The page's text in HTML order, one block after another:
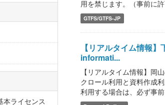
本ライセンス
用を禁じます。（事前に
GTFS/GTFS-JP
【リアルタイム情報
informati...
【リアルタイム情報】岡
クロール利用と資料作成
利用する場合は、必ず事